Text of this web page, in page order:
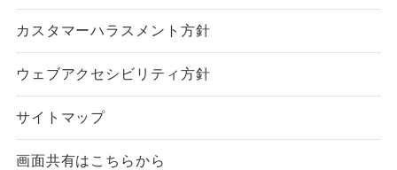
カスタマーハラスメント方針
ウェブアクセシビリティ方針
サイトマップ
画面共有はこちらから